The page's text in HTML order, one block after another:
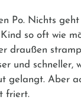
Po. Nichts
so oft wie
draußen
und schneller,
gelangt. Aber
friert.